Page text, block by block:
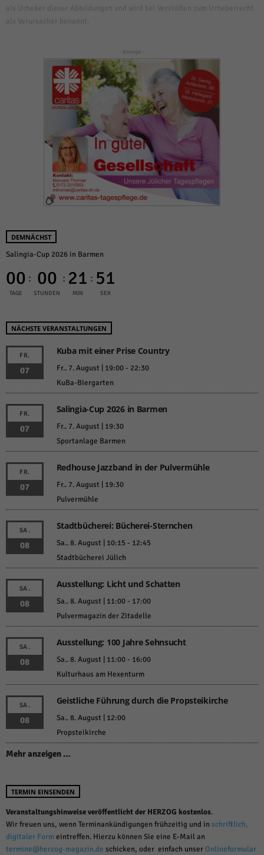
- Anzeige -
DEMNÄCHST
Salingia-Cup 2026 in Barmen
00
TAGE
: 00
STUNDEN
: 21
MIN
: 51
SEK
NÄCHSTE VERANSTALTUNGEN
FR.
07
Kuba mit einer Prise Country
Fr.. 7. August | 19:00- 22:30
KuBa-Biergarten
FR.
07
Salingia-Cup 2026 in Barmen
Fr.. 7. August | 19:30
Sportanlage Barmen
FR.
07
Redhouse Jazzband in der Pulvermühle
Fr.. 7. August | 19:30
Pulvermühle
SA.
08
Stadtbücherei: Bücherei-Sternchen
Sa.. 8. August | 10:15 - 12:45
Stadtbücherei Jülich
SA.
08
Ausstellung: Licht und Schatten
Sa.. 8. August | 11:00- 17:00
Pulvermagazin der Zitadelle
SA.
08
Ausstellung: 100 Jahre Sehnsucht
Sa.. 8. August | 11:00- 16:00
Kulturhaus am Hexenturm
SA.
08
Geistliche Führung durch die Propsteikirche
Sa.. 8. August | 12:00
Propsteikirche
Mehr anzeigen …
TERMIN EINSENDEN
Veranstaltungshinweise veröffentlicht der HERZOG kostenlos.
Wir freuen uns, wenn Terminankündigungen frühzeitig und in schriftlich,
digitaler Formeintreffen. Hierzu können Sie eine E-Mail an
termine@herzog-magazin.de schicken, oder einfach unserOnlineformular